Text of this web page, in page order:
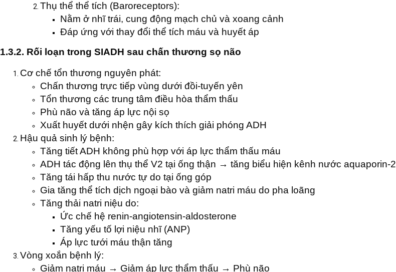
Thụ thể thể tích (Baroreceptors):
Nằm ở nhĩ trái, cung động mạch chủ và xoang cảnh
Đáp ứng với thay đổi thể tích máu và huyết áp
1.3.2. Rối loạn trong SIADH sau chấn thương sọ não
Cơ chế tổn thương nguyên phát:
Chấn thương trực tiếp vùng dưới đồi-tuyến yên
Tổn thương các trung tâm điều hòa thẩm thấu
Phù não và tăng áp lực nội sọ
Xuất huyết dưới nhện gây kích thích giải phóng ADH
Hậu quả sinh lý bệnh:
Tăng tiết ADH không phù hợp với áp lực thẩm thấu máu
ADH tác động lên thụ thể V2 tại ống thận → tăng biểu hiện kênh nước aquaporin-2
Tăng tái hấp thu nước tự do tại ống góp
Gia tăng thể tích dịch ngoại bào và giảm natri máu do pha loãng
Tăng thải natri niệu do:
Ức chế hệ renin-angiotensin-aldosterone
Tăng yếu tố lợi niệu nhĩ (ANP)
Áp lực tưới máu thận tăng
Vòng xoắn bệnh lý:
Giảm natri máu → Giảm áp lực thẩm thấu → Phù não